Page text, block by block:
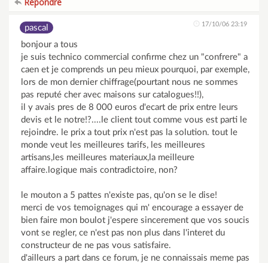
pascal 17/10/06 23:19
bonjour a tous
je suis technico commercial confirme chez un "confrere" a
caen et je comprends un peu mieux pourquoi, par exemple,
lors de mon dernier chiffrage(pourtant nous ne sommes
pas reputé cher avec maisons sur catalogues!!),
il y avais pres de 8 000 euros d'ecart de prix entre leurs
devis et le notre!?....le client tout comme vous est parti le
rejoindre. le prix a tout prix n'est pas la solution. tout le
monde veut les meilleures tarifs, les meilleures
artisans,les meilleures materiaux,la meilleure
affaire.logique mais contradictoire, non?
le mouton a 5 pattes n'existe pas, qu'on se le dise!
merci de vos temoignages qui m' encourage a essayer de
bien faire mon boulot j'espere sincerement que vos soucis
vont se regler, ce n'est pas non plus dans l'interet du
constructeur de ne pas vous satisfaire.
d'ailleurs a part dans ce forum, je ne connaissais meme pas